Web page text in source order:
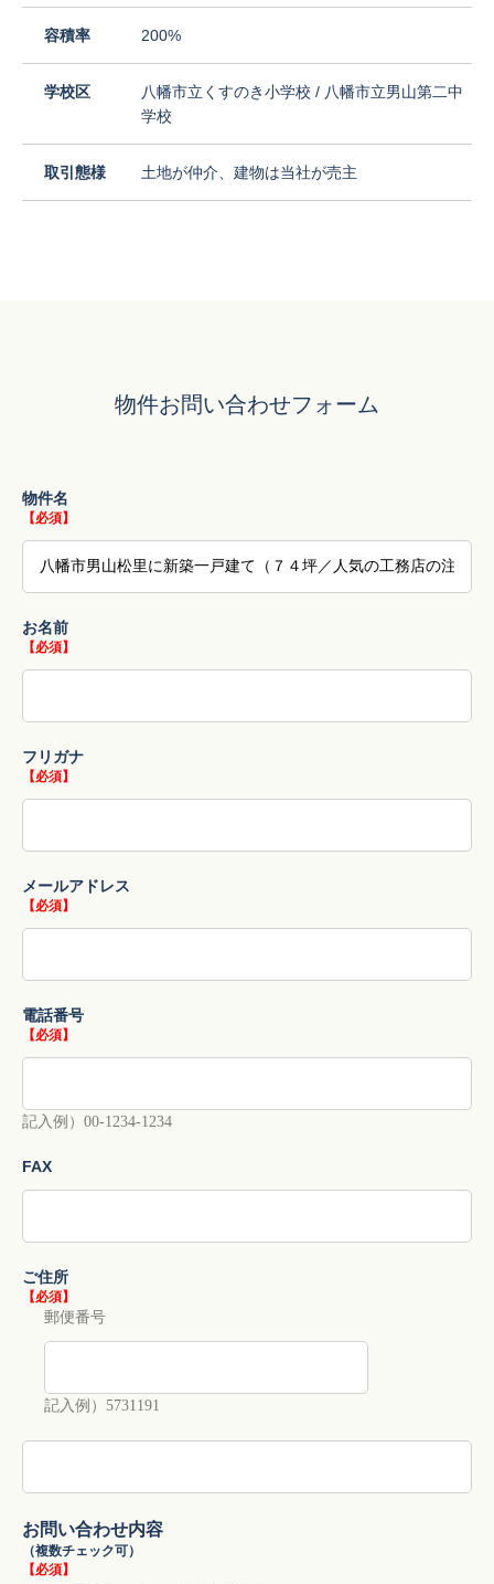
容積率 200%
学校区
八幡市立くすのき小学校 / 八幡市立男山第二中
学校
取引態様 土地が仲介、建物は当社が売主
物件お問い合わせフォーム
物件名
【必須】
お名前
【必須】
フリガナ
【必須】
メールアドレス
【必須】
電話番号
【必須】
記入例）00-1234-1234
FAX
ご住所
【必須】
郵便番号
記入例）5731191
お問い合わせ内容
（複数チェック可）
【必須】